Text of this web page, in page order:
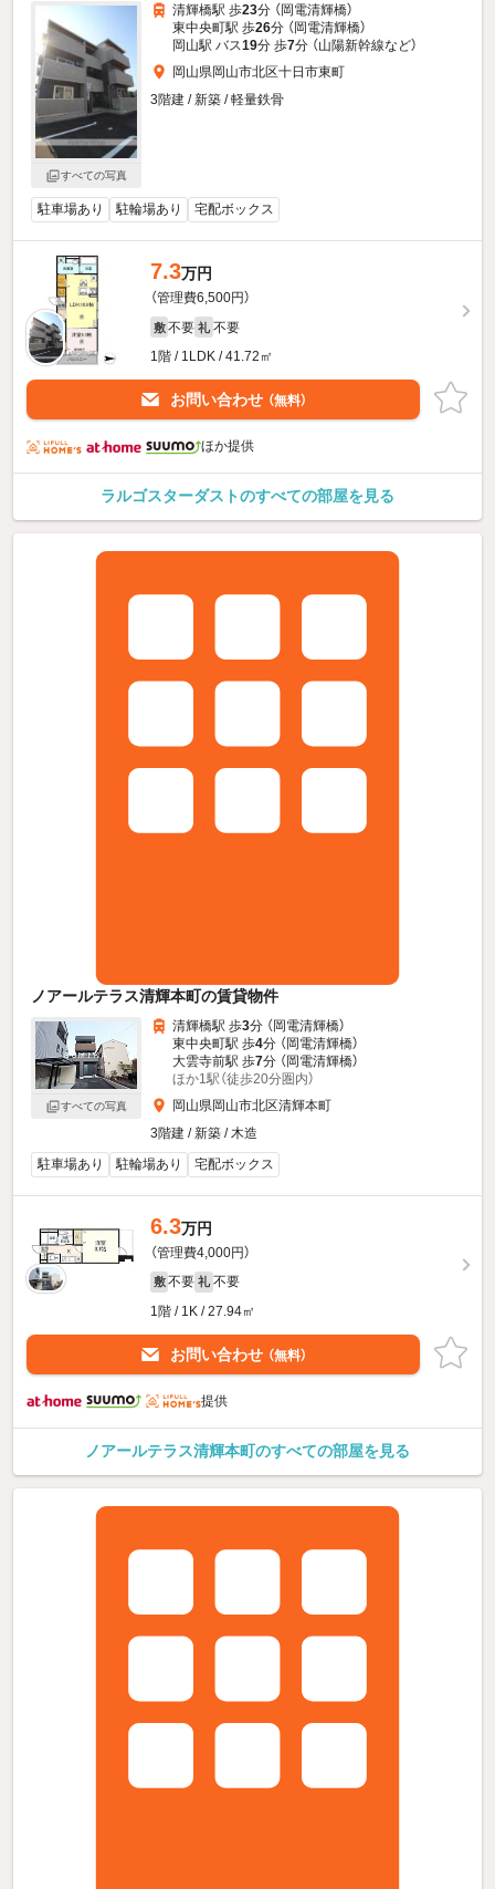
すべての写真
清輝橋駅 歩23分 （岡電清輝橋）
東中央町駅 歩26分 （岡電清輝橋）
岡山駅 バス19分 歩7分 （山陽新幹線など）
岡山県岡山市北区十日市東町
3階建 / 新築 / 軽量鉄骨
駐車場あり 駐輪場あり 宅配ボックス
7.3万円
（管理費6,500円）
敷 不要 礼 不要
1階 / 1LDK / 41.72㎡
お問い合わせ （無料）
ほか提供
ラルゴスターダストのすべての部屋を見る
ノアールテラス清輝本町の賃貸物件
すべての写真
清輝橋駅 歩3分 （岡電清輝橋）
東中央町駅 歩4分 （岡電清輝橋）
大雲寺前駅 歩7分 （岡電清輝橋）
ほか1駅（徒歩20分圏内）
岡山県岡山市北区清輝本町
3階建 / 新築 / 木造
駐車場あり
駐輪場あり 宅配ボックス
6.3万円
（管理費4,000円）
敷 不要 礼 不要
1階 / 1K / 27.94㎡
お問い合わせ （無料）
提供
ノアールテラス清輝本町のすべての部屋を見る